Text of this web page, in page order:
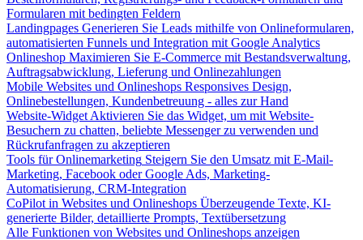
Formularen mit bedingten Feldern
Landingpages Generieren Sie Leads mithilfe von Onlineformularen,
automatisierten Funnels und Integration mit Google Analytics
Onlineshop Maximieren Sie E-Commerce mit Bestandsverwaltung,
Auftragsabwicklung, Lieferung und Onlinezahlungen
Mobile Websites und Onlineshops Responsives Design,
Onlinebestellungen, Kundenbetreuung - alles zur Hand
Website-Widget Aktivieren Sie das Widget, um mit Website-
Besuchern zu chatten, beliebte Messenger zu verwenden und
Rückrufanfragen zu akzeptieren
Tools für Onlinemarketing Steigern Sie den Umsatz mit E-Mail-
Marketing, Facebook oder Google Ads, Marketing-
Automatisierung, CRM-Integration
CoPilot in Websites und Onlineshops Überzeugende Texte, KI-
generierte Bilder, detaillierte Prompts, Textübersetzung
Alle Funktionen von Websites und Onlineshops anzeigen